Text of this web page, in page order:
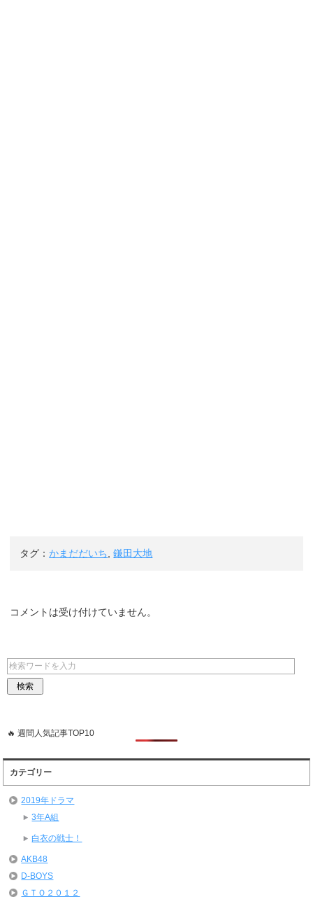
タグ：かまだだいち,鎌田大地
コメントは受け付けていません。
🔥 週間人気記事TOP10
カテゴリー
2019年ドラマ
3年A組
白衣の戦士！
AKB48
D-BOYS
ＧＴＯ２０１２